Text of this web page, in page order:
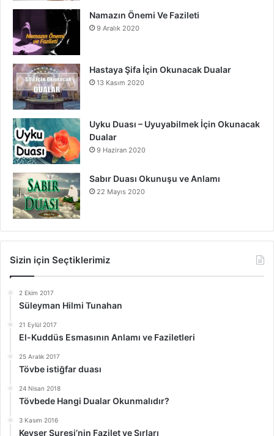
Namazın Önemi Ve Fazileti
9 Aralık 2020
Hastaya Şifa İçin Okunacak Dualar
13 Kasım 2020
Uyku Duası – Uyuyabilmek İçin Okunacak
Dualar
9 Haziran 2020
Sabır Duası Okunuşu ve Anlamı
22 Mayıs 2020
Sizin için Seçtiklerimiz
2 Ekim 2017
Süleyman Hilmi Tunahan
21 Eylül 2017
El-Kuddüs Esmasının Anlamı ve Faziletleri
25 Aralık 2017
Tövbe istiğfar duası
24 Nisan 2018
Tövbede Hangi Dualar Okunmalıdır?
3 Kasım 2016
Kevser Suresi’nin Fazilet ve Sırları